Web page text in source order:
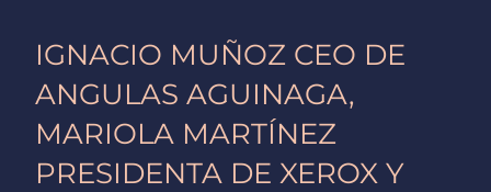
m
IGNACIO MUÑOZ CEO DE
ANGULAS AGUINAGA,
MARIOLA MARTÍNEZ
PRESIDENTA DE XEROX Y